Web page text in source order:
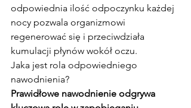
odpowiednia ilość odpoczynku każdej
nocy pozwala organizmowi
regenerować się i przeciwdziała
kumulacji płynów wokół oczu.
Jaka jest rola odpowiedniego
nawodnienia?
Prawidłowe nawodnienie odgrywa